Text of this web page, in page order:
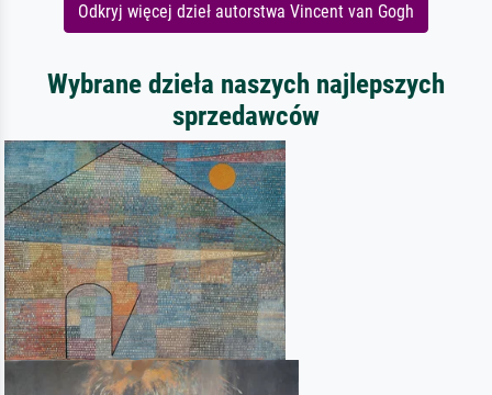
Odkryj więcej dzieł autorstwa Vincent van Gogh
Wybrane dzieła naszych najlepszych
sprzedawców